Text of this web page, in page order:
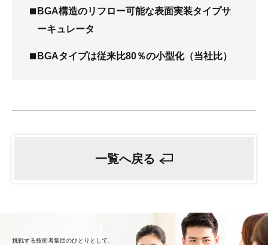
BGA構造のリフロー可能な表面実装タイプサ
ーキュレータ
BGAタイプは従来比80％の小型化（当社比）
一覧へ戻る
挑戦する技術者集団のひとりとして、